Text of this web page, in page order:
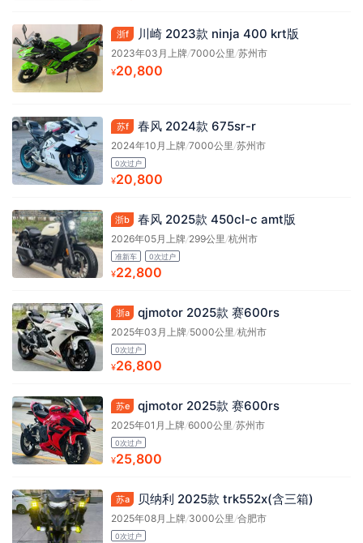
浙f 川崎 2023款 ninja 400 krt版
2023年03月上牌/7000公里/苏州市
¥20,800
苏f 春风 2024款 675sr-r
2024年10月上牌/7000公里/苏州市
0次过户
¥20,800
浙b 春风 2025款 450cl-c amt版
2026年05月上牌/299公里/杭州市
准新车 0次过户
¥22,800
浙a qjmotor 2025款 赛600rs
2025年03月上牌/5000公里/杭州市
0次过户
¥26,800
苏e qjmotor 2025款 赛600rs
2025年01月上牌/6000公里/苏州市
0次过户
¥25,800
苏a 贝纳利 2025款 trk552x(含三箱)
2025年08月上牌/3000公里/合肥市
0次过户